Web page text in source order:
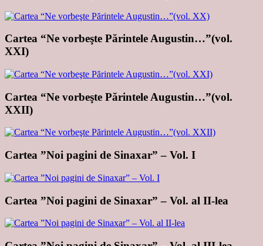
Cartea “Ne vorbeşte Părintele Augustin…”(vol.
XXI)
Cartea “Ne vorbeşte Părintele Augustin…”(vol.
XXII)
Cartea ”Noi pagini de Sinaxar” – Vol. I
Cartea ”Noi pagini de Sinaxar” – Vol. al II-lea